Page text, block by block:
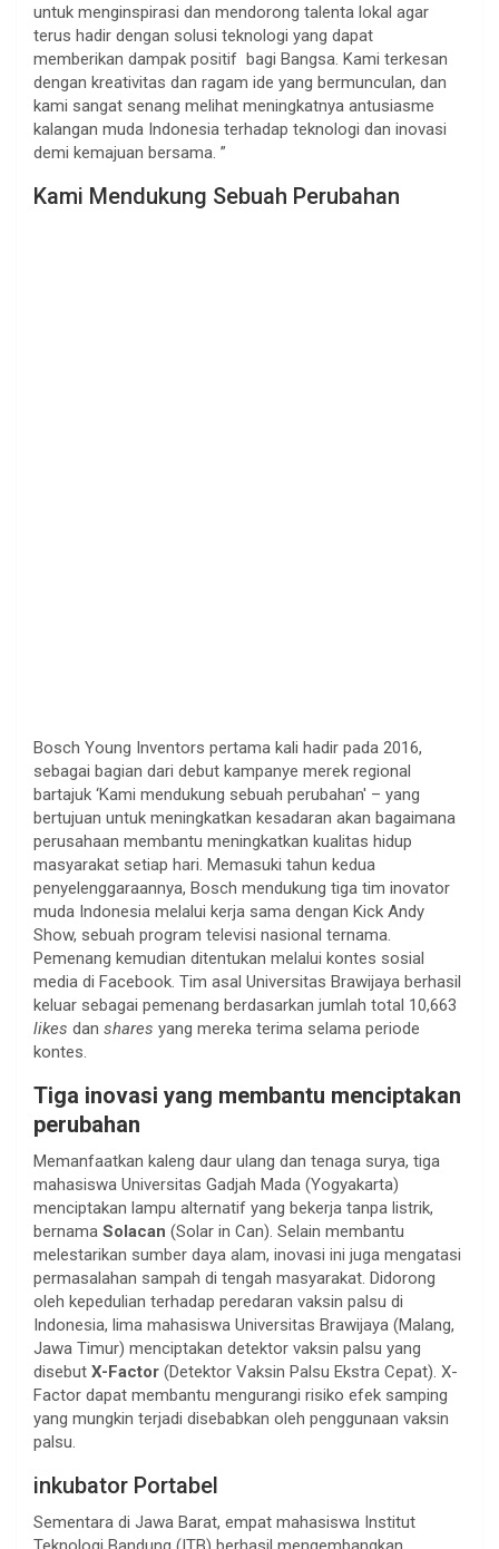
untuk menginspirasi dan mendorong talenta lokal agar
terus hadir dengan solusi teknologi yang dapat
memberikan dampak positif bagi Bangsa. Kami terkesan
dengan kreativitas dan ragam ide yang bermunculan, dan
kami sangat senang melihat meningkatnya antusiasme
kalangan muda Indonesia terhadap teknologi dan inovasi
demi kemajuan bersama. ”
Kami Mendukung Sebuah Perubahan
Bosch Young Inventors pertama kali hadir pada 2016,
sebagai bagian dari debut kampanye merek regional
bartajuk ‘Kami mendukung sebuah perubahan' – yang
bertujuan untuk meningkatkan kesadaran akan bagaimana
perusahaan membantu meningkatkan kualitas hidup
masyarakat setiap hari. Memasuki tahun kedua
penyelenggaraannya, Bosch mendukung tiga tim inovator
muda Indonesia melalui kerja sama dengan Kick Andy
Show, sebuah program televisi nasional ternama.
Pemenang kemudian ditentukan melalui kontes sosial
media di Facebook. Tim asal Universitas Brawijaya berhasil
keluar sebagai pemenang berdasarkan jumlah total 10,663
likes dan shares yang mereka terima selama periode
kontes.
Tiga inovasi yang membantu menciptakan
perubahan
Memanfaatkan kaleng daur ulang dan tenaga surya, tiga
mahasiswa Universitas Gadjah Mada (Yogyakarta)
menciptakan lampu alternatif yang bekerja tanpa listrik,
bernama Solacan (Solar in Can). Selain membantu
melestarikan sumber daya alam, inovasi ini juga mengatasi
permasalahan sampah di tengah masyarakat. Didorong
oleh kepedulian terhadap peredaran vaksin palsu di
Indonesia, lima mahasiswa Universitas Brawijaya (Malang,
Jawa Timur) menciptakan detektor vaksin palsu yang
disebut X-Factor (Detektor Vaksin Palsu Ekstra Cepat). X-
Factor dapat membantu mengurangi risiko efek samping
yang mungkin terjadi disebabkan oleh penggunaan vaksin
palsu.
inkubator Portabel
Sementara di Jawa Barat, empat mahasiswa Institut